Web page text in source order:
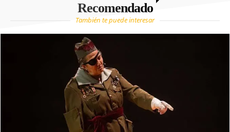
Recomendado
También te puede interesar